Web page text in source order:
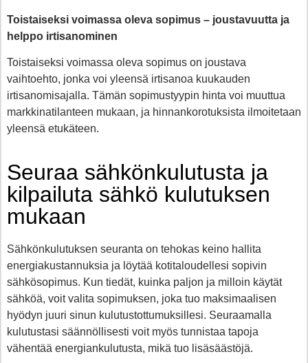
Toistaiseksi voimassa oleva sopimus – joustavuutta ja
helppo irtisanominen
Toistaiseksi voimassa oleva sopimus on joustava
vaihtoehto, jonka voi yleensä irtisanoa kuukauden
irtisanomisajalla. Tämän sopimustyypin hinta voi muuttua
markkinatilanteen mukaan, ja hinnankorotuksista ilmoitetaan
yleensä etukäteen.
Seuraa sähkönkulutusta ja
kilpailuta sähkö kulutuksen
mukaan
Sähkönkulutuksen seuranta on tehokas keino hallita
energiakustannuksia ja löytää kotitaloudellesi sopivin
sähkösopimus. Kun tiedät, kuinka paljon ja milloin käytät
sähköä, voit valita sopimuksen, joka tuo maksimaalisen
hyödyn juuri sinun kulutustottumuksillesi. Seuraamalla
kulutustasi säännöllisesti voit myös tunnistaa tapoja
vähentää energiankulutusta, mikä tuo lisäsäästöjä.